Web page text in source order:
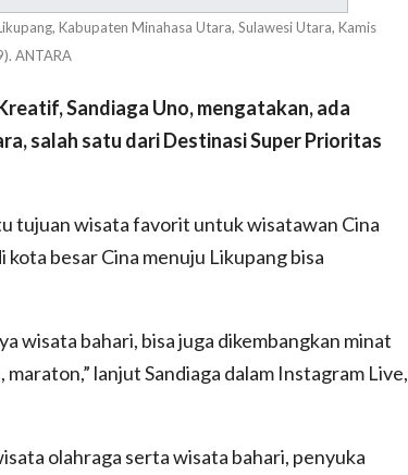
Kabupaten Minahasa Utara, Sulawesi Utara, Kamis
ANTARA
Sandiaga Uno, mengatakan, ada
salah satu dari Destinasi Super Prioritas
tujuan wisata favorit untuk wisatawan Cina
besar Cina menuju Likupang bisa
wisata bahari, bisa juga dikembangkan minat
lanjut Sandiaga dalam Instagram Live,
olahraga serta wisata bahari, penyuka